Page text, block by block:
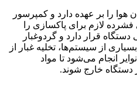
هوا را بر عهده دارد و کمپرسور
لازم برای پاکسازی را
قرار دارد و گردوغبار
از سیستم‌ها، تخلیه غبار از
انجام می‌شود تا مواد
خارج شوند.